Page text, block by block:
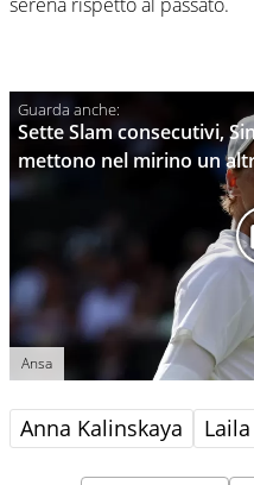
Sette Slam consecutivi,
mettono nel mirino un
Ansa
Anna Kalinskaya